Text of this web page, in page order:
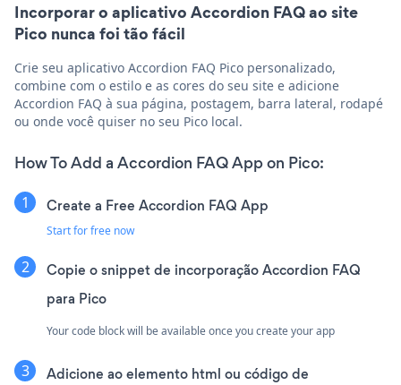
Incorporar o aplicativo Accordion FAQ ao site
Pico nunca foi tão fácil
Crie seu aplicativo Accordion FAQ Pico personalizado,
combine com o estilo e as cores do seu site e adicione
Accordion FAQ à sua página, postagem, barra lateral, rodapé
ou onde você quiser no seu Pico local.
How To Add a Accordion FAQ App on Pico:
Create a Free Accordion FAQ App
Start for free now
Copie o snippet de incorporação Accordion FAQ
para Pico
Your code block will be available once you create your app
Adicione ao elemento html ou código de